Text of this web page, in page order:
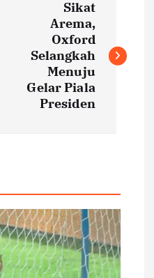
Sikat
Arema,
Oxford
Selangkah
Menuju
Gelar Piala
Presiden